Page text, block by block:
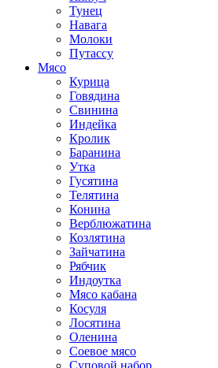
Тунец
Навага
Молоки
Путассу
Мясо
Курица
Говядина
Свинина
Индейка
Кролик
Баранина
Утка
Гусятина
Телятина
Конина
Верблюжатина
Козлятина
Зайчатина
Рябчик
Индоутка
Мясо кабана
Косуля
Лосятина
Оленина
Соевое мясо
Суповой набор